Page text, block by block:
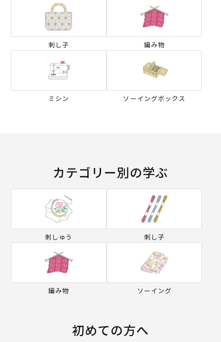
刺し子 編み物
ミシン ソーイングボックス
カテゴリー別の学ぶ
刺しゅう 刺し子
編み物 ソーイング
初めての方へ